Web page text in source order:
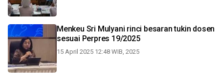
Menkeu Sri Mulyani rinci besaran tukin dosen
sesuai Perpres 19/2025
15 April 2025 12:48 WIB, 2025